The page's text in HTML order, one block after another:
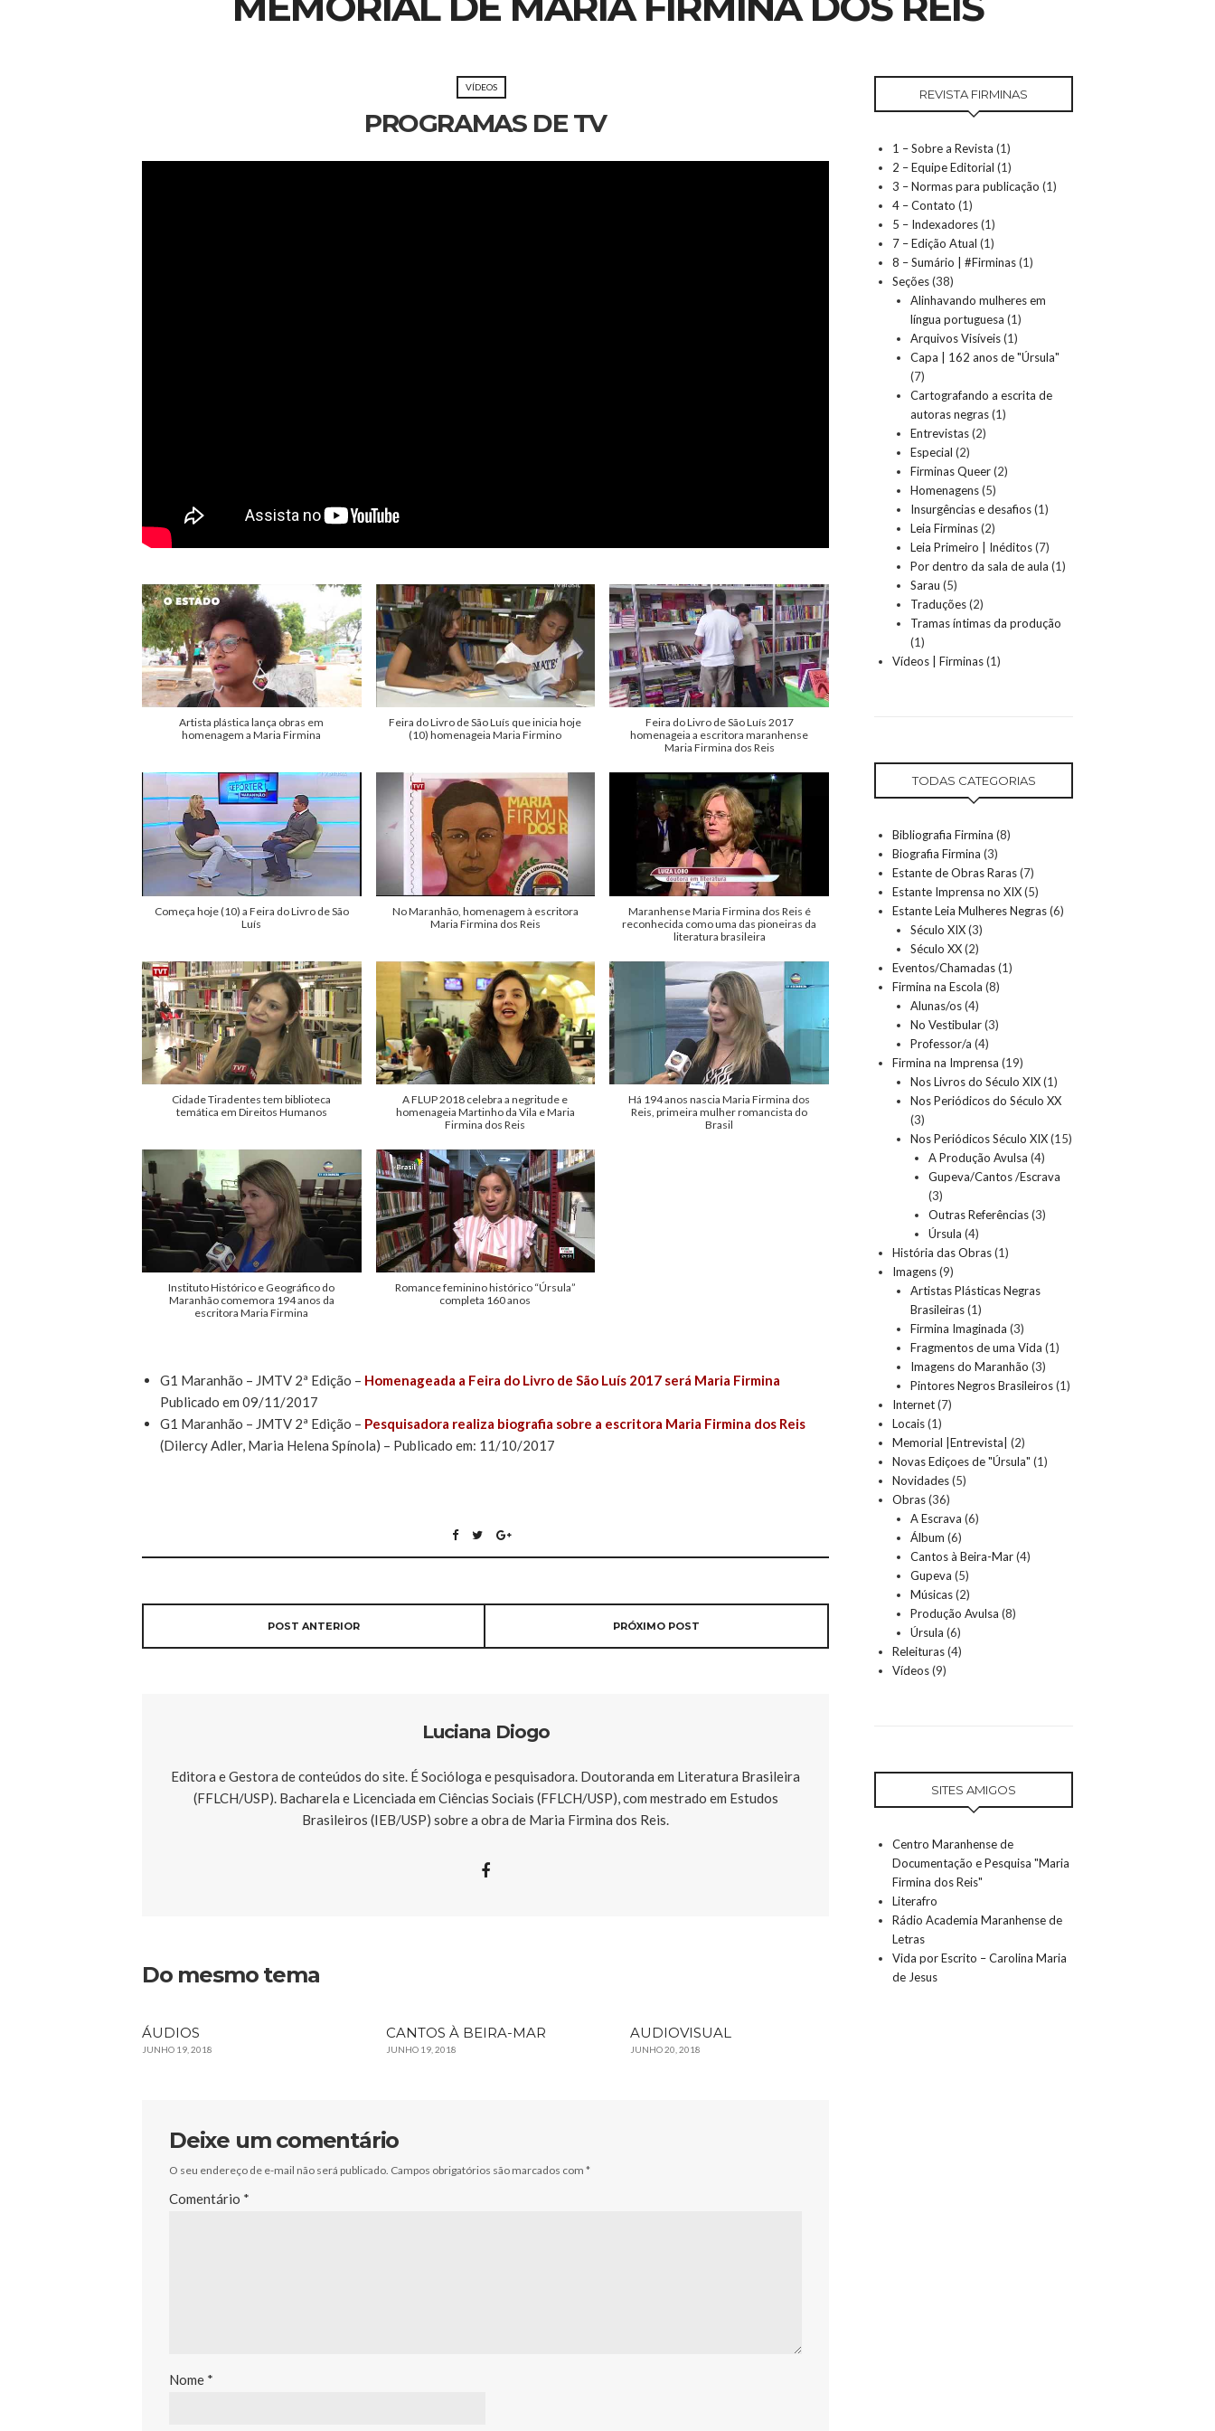
VÍDEOS
PROGRAMAS DE TV
Artista plástica lança obras em
homenagem a Maria Firmina
Feira do Livro de São Luís que inicia hoje
(10) homenageia Maria Firmino
Feira do Livro de São Luís 2017
homenageia a escritora maranhense
Maria Firmina dos Reis
Começa hoje (10) a Feira do Livro de São
Luís
No Maranhão, homenagem à escritora
Maria Firmina dos Reis
Maranhense Maria Firmina dos Reis é
reconhecida como uma das pioneiras da
literatura brasileira
Cidade Tiradentes tem biblioteca
temática em Direitos Humanos
A FLUP 2018 celebra a negritude e
homenageia Martinho da Vila e Maria
Firmina dos Reis
Há 194 anos nascia Maria Firmina dos
Reis, primeira mulher romancista do
Brasil
Instituto Histórico e Geográfico do
Maranhão comemora 194 anos da
escritora Maria Firmina
Romance feminino histórico “Úrsula”
completa 160 anos
G1 Maranhão – JMTV 2ª Edição – Homenageada a Feira do Livro de São Luís 2017 será Maria Firmina
Publicado em 09/11/2017
G1 Maranhão – JMTV 2ª Edição – Pesquisadora realiza biografia sobre a escritora Maria Firmina dos Reis
(Dilercy Adler, Maria Helena Spínola) – Publicado em: 11/10/2017
POST ANTERIOR PRÓXIMO POST
Luciana Diogo
Editora e Gestora de conteúdos do site. É Socióloga e pesquisadora. Doutoranda em Literatura Brasileira
(FFLCH/USP). Bacharela e Licenciada em Ciências Sociais (FFLCH/USP), com mestrado em Estudos
Brasileiros (IEB/USP) sobre a obra de Maria Firmina dos Reis.
Do mesmo tema
ÁUDIOS
JUNHO 19, 2018
CANTOS À BEIRA-MAR
JUNHO 19, 2018
AUDIOVISUAL
JUNHO 20, 2018
Deixe um comentário
O seu endereço de e-mail não será publicado. Campos obrigatórios são marcados com *
Comentário *
Nome *
REVISTA FIRMINAS
1 – Sobre a Revista (1)
2 – Equipe Editorial (1)
3 – Normas para publicação (1)
4 – Contato (1)
5 – Indexadores(1)
7 – Edição Atual (1)
8 – Sumário | #Firminas(1)
Seções(38)
Alinhavando mulheres em
língua portuguesa (1)
Arquivos Visíveis(1)
Capa | 162 anos de "Úrsula"
(7)
Cartografando a escrita de
autoras negras(1)
Entrevistas(2)
Especial (2)
Firminas Queer(2)
Homenagens(5)
Insurgências e desafios(1)
Leia Firminas(2)
Leia Primeiro | Inéditos(7)
Por dentro da sala de aula (1)
Sarau (5)
Traduções(2)
Tramas íntimas da produção
(1)
Vídeos | Firminas(1)
TODAS CATEGORIAS
Bibliografia Firmina (8)
Biografia Firmina (3)
Estante de Obras Raras(7)
Estante Imprensa no XIX(5)
Estante Leia Mulheres Negras(6)
Século XIX(3)
Século XX(2)
Eventos/Chamadas(1)
Firmina na Escola (8)
Alunas/os(4)
No Vestibular(3)
Professor/a (4)
Firmina na Imprensa (19)
Nos Livros do Século XIX(1)
Nos Periódicos do Século XX
(3)
Nos Periódicos Século XIX(15)
A Produção Avulsa (4)
Gupeva/Cantos /Escrava
(3)
Outras Referências(3)
Úrsula (4)
História das Obras(1)
Imagens(9)
Artistas Plásticas Negras
Brasileiras(1)
Firmina Imaginada (3)
Fragmentos de uma Vida (1)
Imagens do Maranhão (3)
Pintores Negros Brasileiros(1)
Internet(7)
Locais(1)
Memorial |Entrevista| (2)
Novas Ediçoes de "Úrsula" (1)
Novidades(5)
Obras(36)
A Escrava (6)
Álbum (6)
Cantos à Beira-Mar(4)
Gupeva (5)
Músicas(2)
Produção Avulsa (8)
Úrsula (6)
Releituras(4)
Vídeos(9)
SITES AMIGOS
Centro Maranhense de
Documentação e Pesquisa "Maria
Firmina dos Reis"
Literafro
Rádio Academia Maranhense de
Letras
Vida por Escrito – Carolina Maria
de Jesus